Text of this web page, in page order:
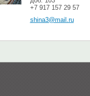
+7 917 157 29 57
shina3@mail.ru